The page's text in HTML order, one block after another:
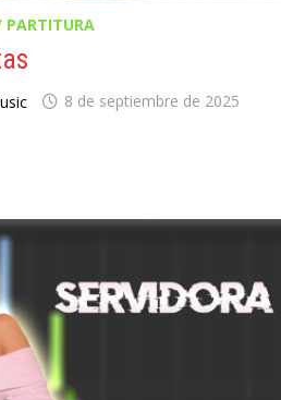
PARTITURA
8 de septiembre de 2025